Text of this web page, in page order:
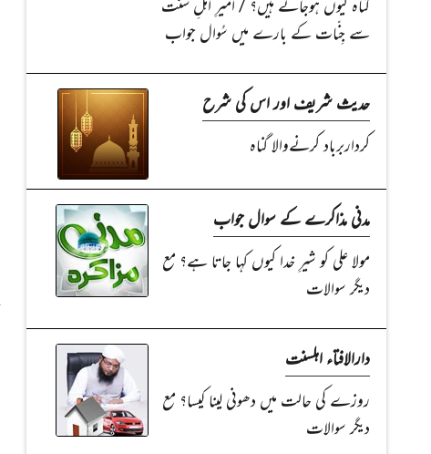
سے جِنّات کے بارے میں سُوال جواب
حدیث شریف اور اس کی شرح
کرداربرباد کرنےوالا گناہ
مدنی مذاکرے کے سوال جواب
مولا علی کو شیرِ خدا کیوں کہا جاتا ہے؟ مع
دیگر سوالات
دارالافتاء اہلسنت
روزے کی حالت میں دھونی لینا کیسا؟ مع
دیگر سوالات